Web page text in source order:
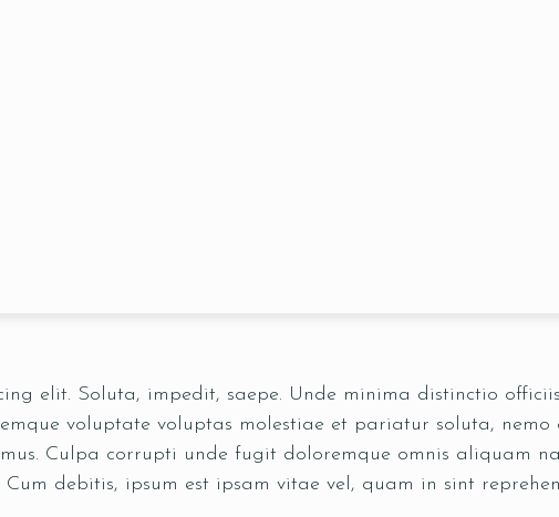
elit. Soluta, impedit, saepe. Unde minima distinctio
voluptate voluptas molestiae et pariatur soluta, nemo
Culpa corrupti unde fugit doloremque omnis aliquam
Cum debitis, ipsum est ipsam vitae vel, quam in sint